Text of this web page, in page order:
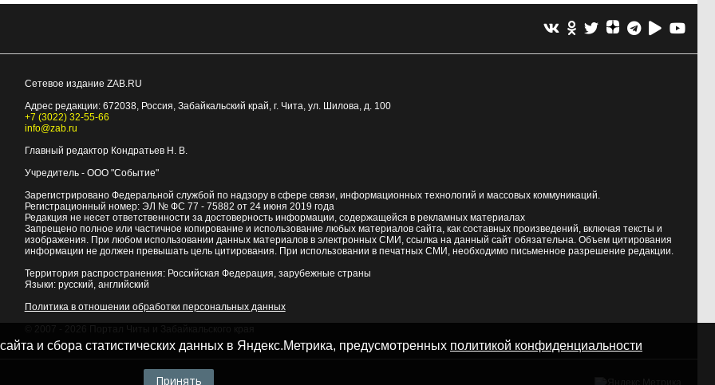
Сетевое издание ZAB.RU
Адрес редакции: 672038, Россия, Забайкальский край, г. Чита, ул. Шилова, д. 100
+7 (3022) 32-55-66
info@zab.ru
Главный редактор Кондратьев Н. В.
Учредитель - ООО "Событие"
Зарегистрировано Федеральной службой по надзору в сфере связи, информационных технологий и массовых коммуникаций.
Регистрационный номер: ЭЛ № ФС 77 - 75882 от 24 июня 2019 года
Редакция не несет ответственности за достоверность информации, содержащейся в рекламных материалах
Запрещено полное или частичное копирование и использование любых материалов сайта, как составных произведений, включая тексты и
изображения. При любом использовании данных материалов в электронных СМИ, ссылка на данный сайт обязательна. Объем цитирования
информации не должен превышать цель цитирования. При использовании в печатных СМИ, необходимо письменное разрешение редакции.
Территория распространения: Российская Федерация, зарубежные страны
Языки: русский, английский
Политика в отношении обработки персональных данных
и сбора статистических данных в Яндекс.Метрика, предусмотренных политикой конфиденциальности
Принять